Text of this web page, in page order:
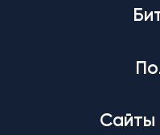
Сайты